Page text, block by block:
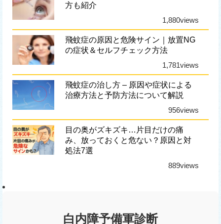
方も紹介
1,880views
飛蚊症の原因と危険サイン｜放置NG
の症状＆セルフチェック方法
1,781views
飛蚊症の治し方 – 原因や症状による
治療方法と予防方法について解説
956views
目の奥がズキズキ…片目だけの痛
み、放っておくと危ない？原因と対
処法7選
889views
白内障予備軍診断